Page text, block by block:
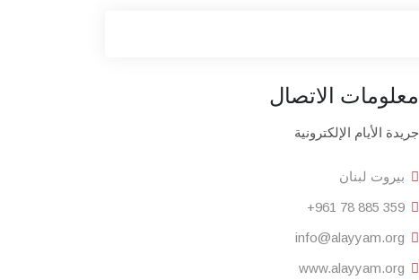
معلومات الاتصال
جريدة الأيام الإلكترونية
بيروت لبنان
+961 78 885 359
info@alayyam.org
www.alayyam.org